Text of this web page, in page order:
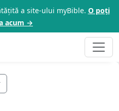
a site-ului myBible. O poți
acum →